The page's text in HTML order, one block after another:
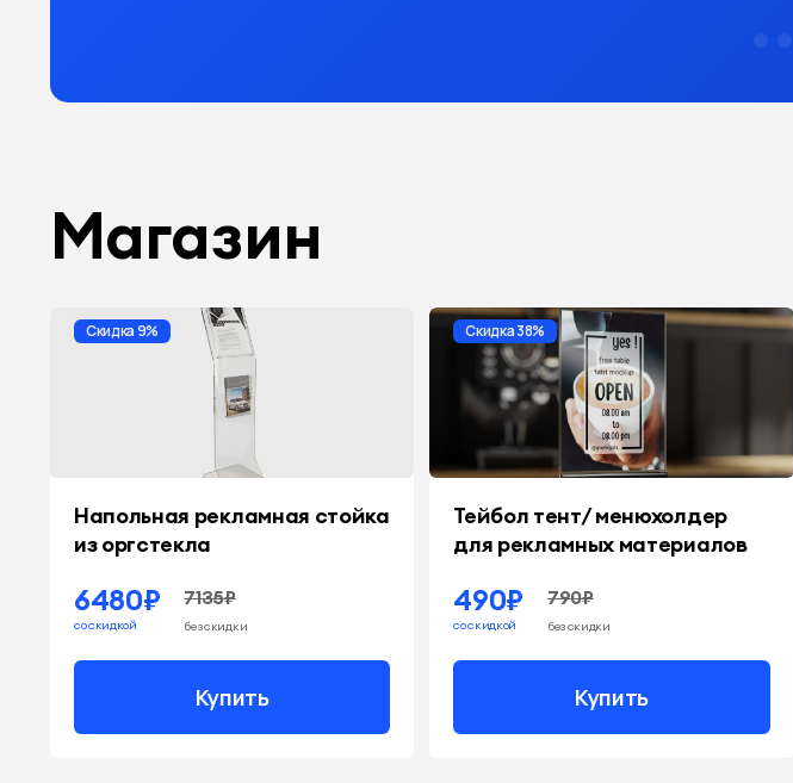
Магазин
Скидка 9%
Напольная рекламная стойка
из оргстекла
6480₽
со скидкой
7135₽
без скидки
Купить
Скидка 38%
Тейбол тент/ менюхолдер
для рекламных материалов
490₽
со скидкой
790₽
без скидки
Купить